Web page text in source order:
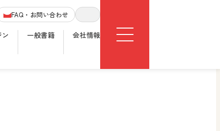
FAQ・お問い合わせ
サイト内検索
ン 一般書籍 会社情報